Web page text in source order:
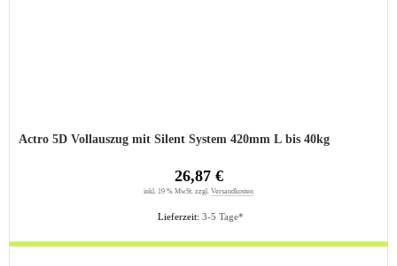
Actro 5D Vollauszug mit Silent System 420mm L bis 40kg
Lieferzeit: 3-5 Tage*
26,87 €
inkl. 19 % MwSt. zzgl. Versandkosten